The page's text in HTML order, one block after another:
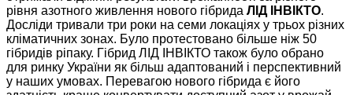
рівня азотного живлення нового гібрида ЛІД ІНВІКТО.
Досліди тривали три роки на семи локаціях у трьох різних
кліматичних зонах. Було протестовано більше ніж 50
гібридів ріпаку. Гібрид ЛІД ІНВІКТО також було обрано
для ринку України як більш адаптований і перспективний
у наших умовах. Перевагою нового гібрида є його